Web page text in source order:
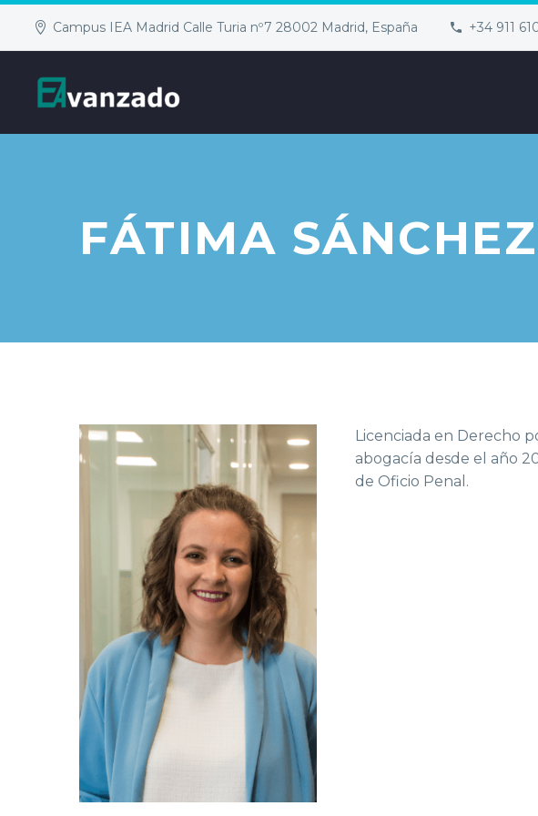
Campus IEA Madrid Calle Turia nº7 28002 Madrid, España +34 911
FÁTIMA
Licenciada en Derecho
abogacía desde el año
de Oficio Penal.